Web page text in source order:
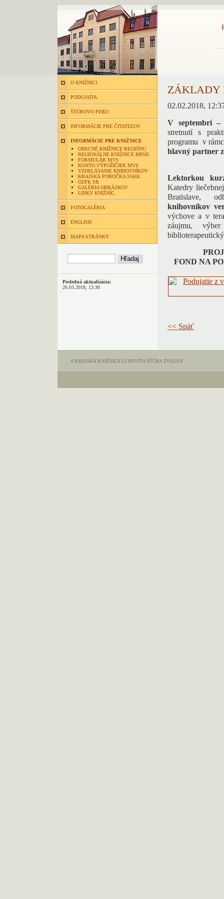
O KNIŽNICI
PODUJATIA
ŠTÚROVO PERO
INFORMÁCIE PRE ČITATEĽOV
INFORMÁCIE PRE KNIŽNICE
OBECNÉ KNIŽNICE REGIÓNU
REGIONÁLNE KNIŽNICE BBSK
FORMULÁR MVS
KONTO VÝPOŽIČIEK MVS
VZDELÁVANIE KNIHOVNÍKOV
KRAJSKÁ POBOČKA SSKK
OZPK SR
GALÉRIA OBRÁZKOV
LINKY KNIŽNÍC
FOTOGALÉRIA
ENGLISH
MAPA STRÁNKY
Posledná aktualizácia:
26.03.2018, 13:36
ZÁKLADY
02.02.2018,
V septembri –
stretnutí s
programu v
hlavný partner
Lektorkou
Katedry
Bratislave,
knihovníkov
výchove a v
záujmu,
FOND NA
<< Späť
© KRAJSKÁ KNIŽNICA ĽUDOVÍTA ŠTÚRA ZVOLEN